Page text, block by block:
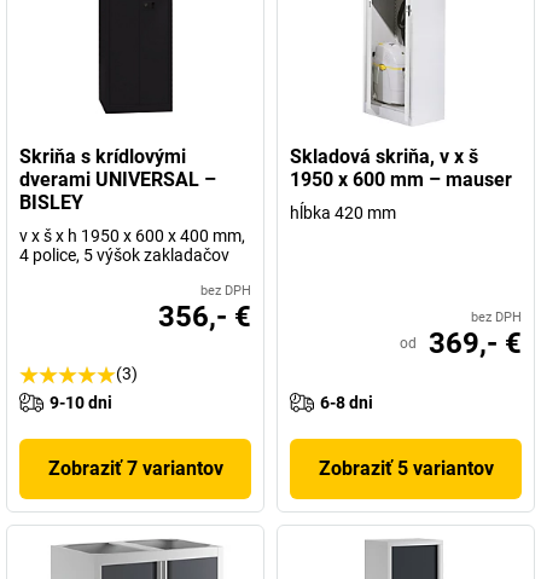
Skriňa s krídlovými
dverami UNIVERSAL –
BISLEY
v x š x h 1950 x 600 x 400 mm,
4 police, 5 výšok zakladačov
bez DPH
356,- €
(3)
9-10 dni
Zobraziť 7 variantov
Skladová skriňa, v x š
1950 x 600 mm – mauser
hĺbka 420 mm
bez DPH
od 369,- €
6-8 dni
Zobraziť 5 variantov